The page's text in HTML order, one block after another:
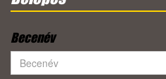
Becenév